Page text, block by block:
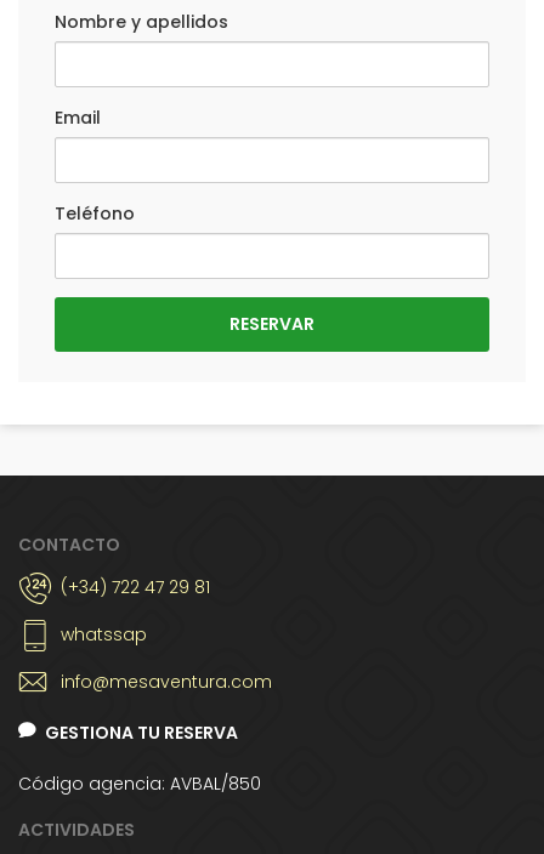
Nombre y apellidos
Email
Teléfono
CONTACTO
(+34) 722 47 29 81
whatssap
info@mesaventura.com
GESTIONA TU RESERVA
Código agencia: AVBAL/850
ACTIVIDADES